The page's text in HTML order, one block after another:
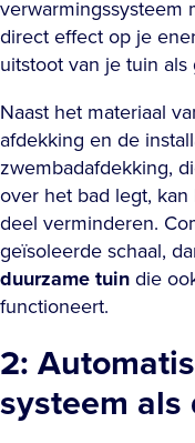
verwarmingssysteem
direct effect op je
uitstoot van je tuin als
Naast het materiaal
afdekking en de
zwembadafdekking,
over het bad legt,
deel verminderen.
geïsoleerde schaal,
duurzame tuindie
functioneert.
2:
systeem als